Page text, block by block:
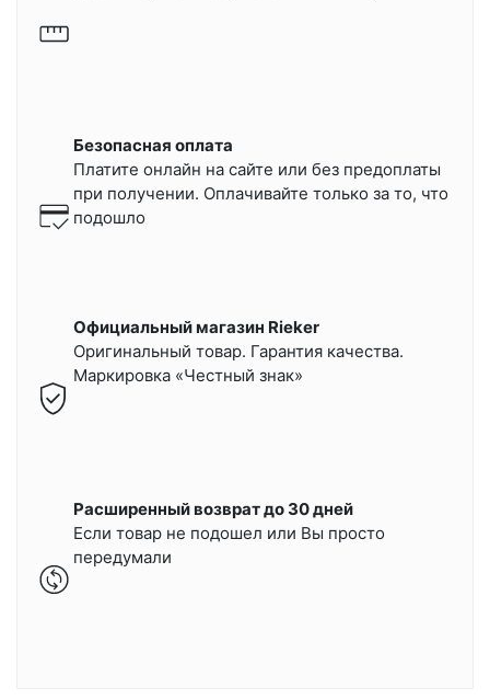
Безопасная оплата
Платите онлайн на сайте или без предоплаты
при получении. Оплачивайте только за то, что
подошло
Официальный магазин Rieker
Оригинальный товар. Гарантия качества.
Маркировка «Честный знак»
Расширенный возврат до 30 дней
Если товар не подошел или Вы просто
передумали